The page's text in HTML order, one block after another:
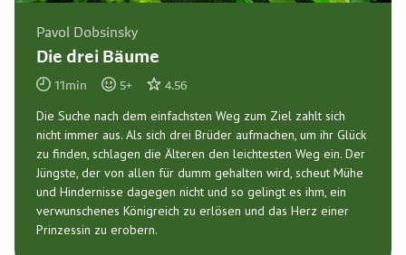
Pavol Dobsinsky
Die drei Bäume
11min 5+ 4.56
Die Suche nach dem einfachsten Weg zum Ziel zahlt sich
nicht immer aus. Als sich drei Brüder aufmachen, um ihr Glück
zu finden, schlagen die Älteren den leichtesten Weg ein. Der
Jüngste, der von allen für dumm gehalten wird, scheut Mühe
und Hindernisse dagegen nicht und so gelingt es ihm, ein
verwunschenes Königreich zu erlösen und das Herz einer
Prinzessin zu erobern.